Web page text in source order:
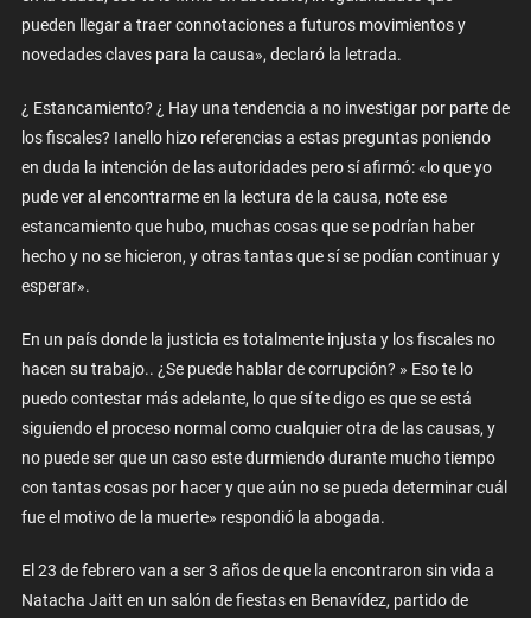
pueden llegar a traer connotaciones a futuros movimientos y
novedades claves para la causa», declaró la letrada.
¿ Estancamiento? ¿ Hay una tendencia a no investigar por parte de
los fiscales? Ianello hizo referencias a estas preguntas poniendo
en duda la intención de las autoridades pero sí afirmó: «lo que yo
pude ver al encontrarme en la lectura de la causa, note ese
estancamiento que hubo, muchas cosas que se podrían haber
hecho y no se hicieron, y otras tantas que sí se podían continuar y
esperar».
En un país donde la justicia es totalmente injusta y los fiscales no
hacen su trabajo.. ¿Se puede hablar de corrupción? » Eso te lo
puedo contestar más adelante, lo que sí te digo es que se está
siguiendo el proceso normal como cualquier otra de las causas, y
no puede ser que un caso este durmiendo durante mucho tiempo
con tantas cosas por hacer y que aún no se pueda determinar cuál
fue el motivo de la muerte» respondió la abogada.
El 23 de febrero van a ser 3 años de que la encontraron sin vida a
Natacha Jaitt en un salón de fiestas en Benavídez, partido de